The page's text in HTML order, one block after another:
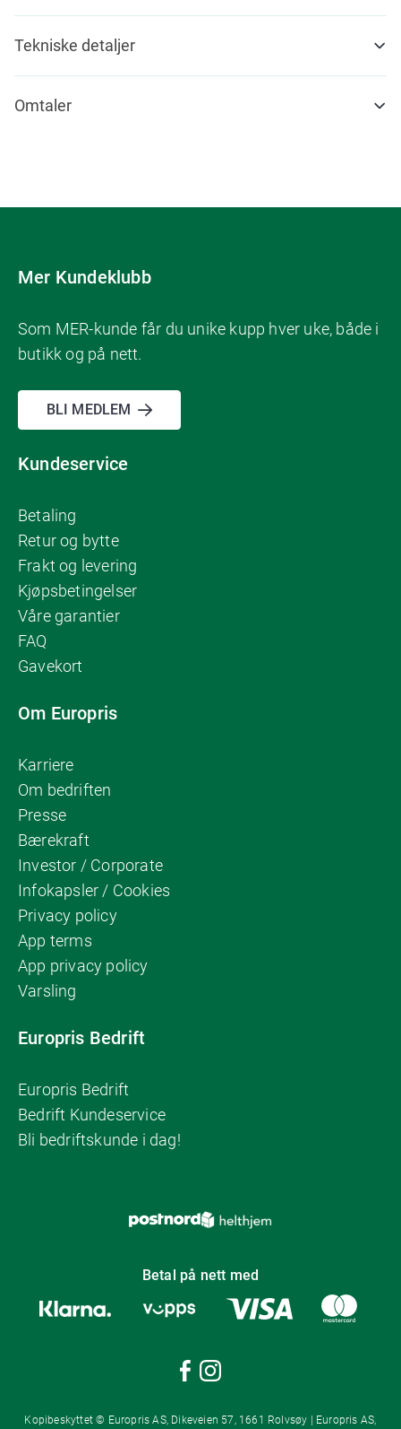
Tekniske detaljer
Omtaler
Mer Kundeklubb
Som MER-kunde får du unike kupp hver uke, både i
butikk og på nett.
BLI MEDLEM
Kundeservice
Betaling
Retur og bytte
Frakt og levering
Kjøpsbetingelser
Våre garantier
FAQ
Gavekort
Om Europris
Karriere
Om bedriften
Presse
Bærekraft
Investor / Corporate
Infokapsler / Cookies
Privacy policy
App terms
App privacy policy
Varsling
Europris Bedrift
Europris Bedrift
Bedrift Kundeservice
Bli bedriftskunde i dag!
Betal på nett med
Kopibeskyttet © Europris AS, Dikeveien 57, 1661 Rolvsøy | Europris AS,